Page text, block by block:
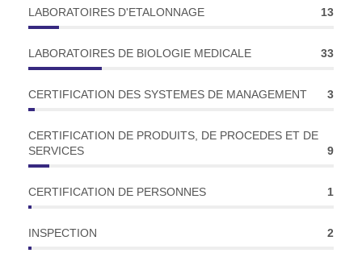
LABORATOIRES D'ETALONNAGE 13
LABORATOIRES DE BIOLOGIE MEDICALE 33
CERTIFICATION DES SYSTEMES DE MANAGEMENT 3
CERTIFICATION DE PRODUITS, DE PROCEDES ET DE
SERVICES
9
CERTIFICATION DE PERSONNES 1
INSPECTION 2